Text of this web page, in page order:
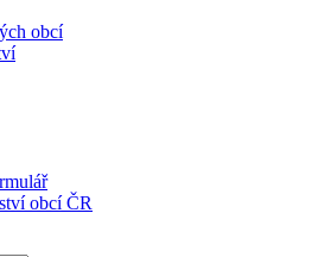
obcí
obcí ČR